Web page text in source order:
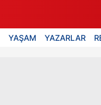
YAŞAM YAZARLAR